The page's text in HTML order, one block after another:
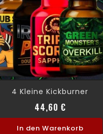
4 Kleine Kickburner
44,60 €Preis
In den Warenkorb